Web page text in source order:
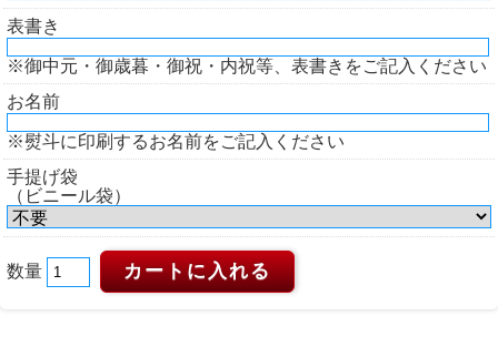
表書き
※御中元・御歳暮・御祝・内祝等、表書きをご記入ください
お名前
※熨斗に印刷するお名前をご記入ください
手提げ袋
（ビニール袋）
数量